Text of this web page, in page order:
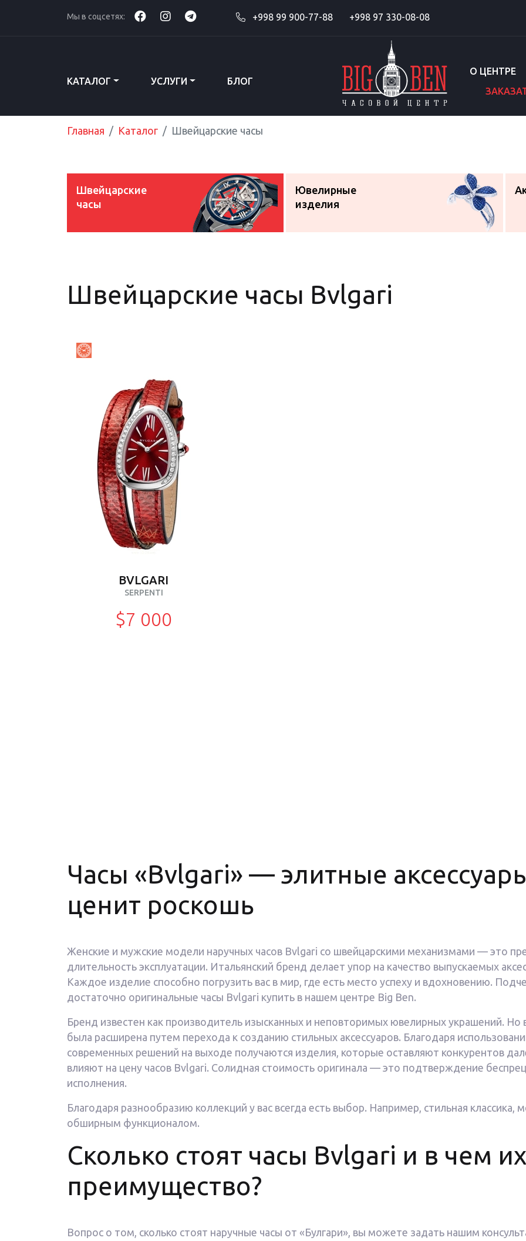
Мы в соцсетях: +998 99 900-77-88 +998 97 330-08-08
КАТАЛОГ УСЛУГИ БЛОГ
О ЦЕНТРЕ
Главная Каталог Швейцарские часы
Швейцарские
часы
Ювелирные
изделия
Швейцарские часы Bvlgari
BVLGARI
SERPENTI
$7 000
Часы «Bvlgari» — элитные
ценит роскошь
Женские и мужские модели наручных часов Bvlgari со швейцарскими механизмами — это
длительность эксплуатации. Итальянский бренд делает упор на качество выпускаемых
Каждое изделие способно погрузить вас в мир, где есть место успеху и вдохновению.
достаточно оригинальные часы Bvlgari купить в нашем центре Big Ben.
Бренд известен как производитель изысканных и неповторимых ювелирных украшений.
была расширена путем перехода к созданию стильных аксессуаров. Благодаря
современных решений на выходе получаются изделия, которые оставляют конкурентов
влияют на цену часов Bvlgari. Солидная стоимость оригинала — это подтверждение
исполнения.
Благодаря разнообразию коллекций у вас всегда есть выбор. Например, стильная классика,
обширным функционалом.
Сколько стоят часы Bvlgari и в чем их
преимущество?
Вопрос о том, сколько стоят наручные часы от «Булгари», вы можете задать нашим